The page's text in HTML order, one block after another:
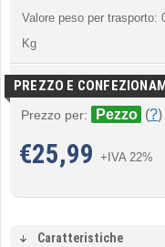
Valore peso per trasporto:
Kg
PREZZO E
Prezzo per: Pezzo (?)
€25,99 +IVA 22%
Caratteristiche